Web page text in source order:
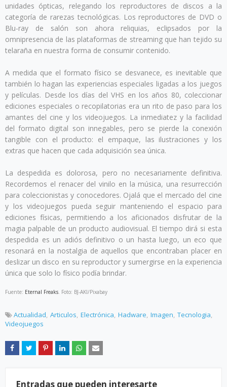
unidades ópticas, relegando los reproductores de discos a la
categoría de rarezas tecnológicas. Los reproductores de DVD o
Blu-ray de salón son ahora reliquias, eclipsados por la
omnipresencia de las plataformas de streaming que han tejido su
telaraña en nuestra forma de consumir contenido.
A medida que el formato físico se desvanece, es inevitable que
también lo hagan las experiencias especiales ligadas a los juegos
y películas. Desde los días del VHS en los años 80, coleccionar
ediciones especiales o recopilatorias era un rito de paso para los
amantes del cine y los videojuegos. La inmediatez y la facilidad
del formato digital son innegables, pero se pierde la conexión
tangible con el producto: el empaque, las ilustraciones y los
extras que hacen que cada adquisición sea única.
La despedida es dolorosa, pero no necesariamente definitiva.
Recordemos el renacer del vinilo en la música, una resurrección
para coleccionistas y conocedores. Ojalá que el mercado del cine
y los videojuegos pueda seguir manteniendo el espacio para
ediciones físicas, permitiendo a los aficionados disfrutar de la
magia palpable de un producto audiovisual. El tiempo dirá si esta
despedida es un adiós definitivo o un hasta luego, un eco que
resonará en la nostalgia de aquellos que encontraban placer en
deslizar un disco en su reproductor y sumergirse en la experiencia
única que solo lo físico podía brindar.
Fuente: Eternal Freaks. Foto: BJ-AKI/Pixabay
Actualidad Articulos Electrónica Hadware Imagen Tecnologia
Videojuegos
Entradas que pueden interesarte